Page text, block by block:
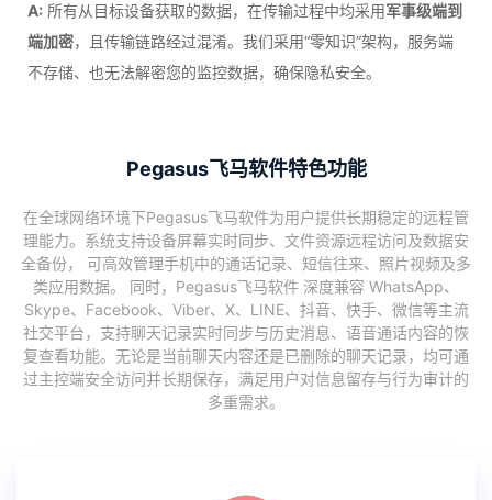
A: 所有从目标设备获取的数据，在传输过程中均采用军事级端到
端加密，且传输链路经过混淆。我们采用“零知识”架构，服务端
不存储、也无法解密您的监控数据，确保隐私安全。
Pegasus飞马软件特色功能
在全球网络环境下Pegasus飞马软件为用户提供长期稳定的远程管
理能力。系统支持设备屏幕实时同步、文件资源远程访问及数据安
全备份， 可高效管理手机中的通话记录、短信往来、照片视频及多
类应用数据。 同时，Pegasus飞马软件 深度兼容 WhatsApp、
Skype、Facebook、Viber、X、LINE、抖音、快手、微信等主流
社交平台，支持聊天记录实时同步与历史消息、语音通话内容的恢
复查看功能。无论是当前聊天内容还是已删除的聊天记录，均可通
过主控端安全访问并长期保存，满足用户对信息留存与行为审计的
多重需求。